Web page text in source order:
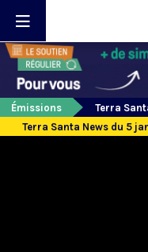
Émissions
Terra
Terra Santa News du 5